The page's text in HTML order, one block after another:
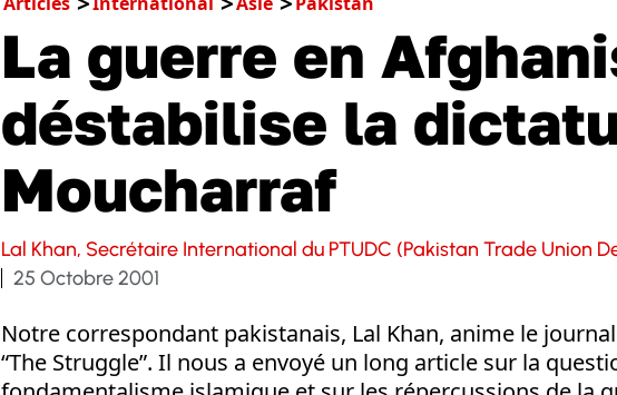
La guerre en
déstabilise la
Moucharraf
Lal Khan, Secrétaire International du PTUDC (Pakistan Trade Union
25 Octobre 2001
Notre correspondant pakistanais, Lal Khan, anime le
“The Struggle”. Il nous a envoyé un long article sur la